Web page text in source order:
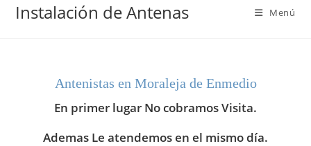
Instalación de Antenas Menú
Antenistas en Moraleja de Enmedio
En primer lugar No cobramos Visita.
Ademas Le atendemos en el mismo día.